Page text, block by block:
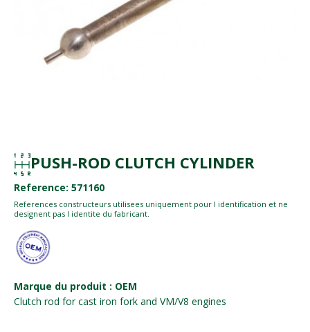
PUSH-ROD CLUTCH CYLINDER
Reference: 571160
References constructeurs utilisees uniquement pour l identification et ne
designent pas l identite du fabricant.
Marque du produit : OEM
Clutch rod for cast iron fork and VM/V8 engines